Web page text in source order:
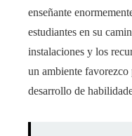
enseñante
estudiantes en su
instalaciones y los
un ambiente
desarrollo de